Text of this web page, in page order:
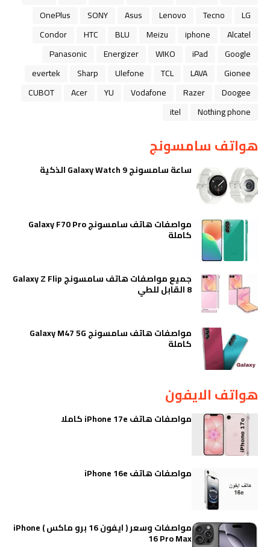
LG
Tecno
Lenovo
Asus
SONY
OnePlus
Alcatel
iphone
Meizu
BLU
HTC
Condor
Google
iPad
WIKO
Energizer
Panasonic
Gionee
LAVA
TCL
Ulefone
Sharp
evertek
Doogee
Razer
Vodafone
YU
Acer
CUBOT
Nothing phone
itel
هواتف سامسونج
ساعة سامسونج Galaxy Watch 9 الذكية
مواصفات هاتف سامسونج Galaxy F70 Pro
كاملة
جميع مواصفات هاتف سامسونج Galaxy Z Flip
8 القابل للطي
مواصفات هاتف سامسونج Galaxy M47 5G
كاملة
هواتف الايفون
مواصفات هاتف iPhone 17e كاملا
مواصفات هاتف iPhone 16e
مواصفات وسعر ( ايفون 16 برو ماكس ) iPhone
16 Pro Max